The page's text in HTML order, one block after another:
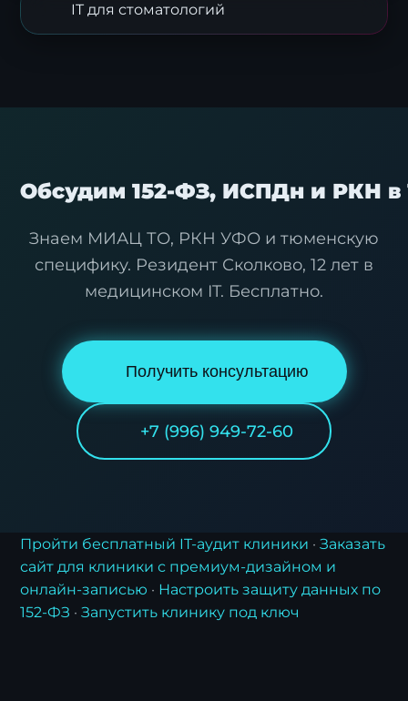
IT для стоматологий
Обсудим 152-ФЗ, ИСПДн и РКН
Знаем МИАЦ ТО, РКН УФО и тюменскую
специфику. Резидент Сколково, 12 лет в
медицинском IT. Бесплатно.
Получить консультацию
+7 (996) 949-72-60
Пройти бесплатный IT-аудит клиники ·Заказать
сайт для клиники с премиум-дизайном и
онлайн-записью · Настроить защиту данных по
152-ФЗ ·Запустить клинику под ключ
Заявка на стратегию
цифровизации
вами для подготовки индивидуального плана
трансформации.